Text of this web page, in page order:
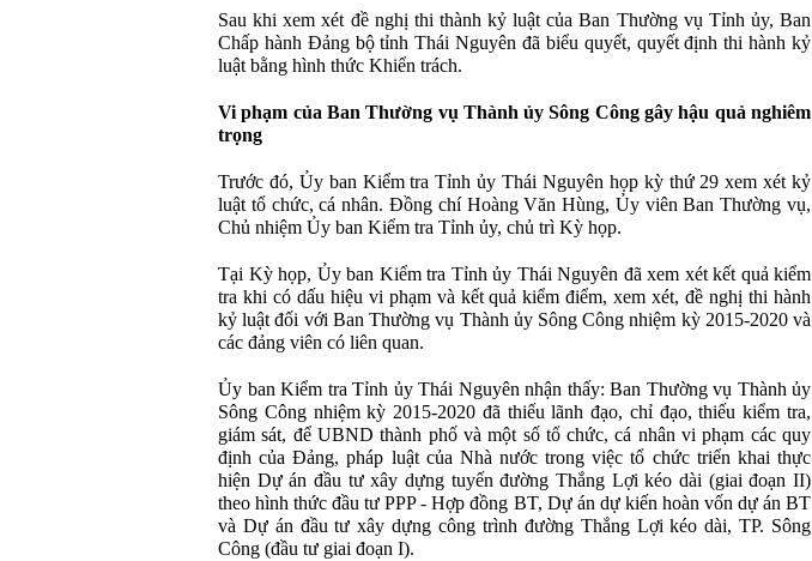
Sau khi xem xét đề nghị thi thành kỷ luật của Ban Thường vụ Tỉnh ủy, Ban
Chấp hành Đảng bộ tỉnh Thái Nguyên đã biểu quyết, quyết định thi hành kỷ
luật bằng hình thức Khiển trách.
Vi phạm của Ban Thường vụ Thành ủy Sông Công gây hậu quả nghiêm
trọng
Trước đó, Ủy ban Kiểm tra Tỉnh ủy Thái Nguyên họp kỳ thứ 29 xem xét kỷ
luật tổ chức, cá nhân. Đồng chí Hoàng Văn Hùng, Ủy viên Ban Thường vụ,
Chủ nhiệm Ủy ban Kiểm tra Tỉnh ủy, chủ trì Kỳ họp.
Tại Kỳ họp, Ủy ban Kiểm tra Tỉnh ủy Thái Nguyên đã xem xét kết quả kiểm
tra khi có dấu hiệu vi phạm và kết quả kiểm điểm, xem xét, đề nghị thi hành
kỷ luật đối với Ban Thường vụ Thành ủy Sông Công nhiệm kỳ 2015-2020 và
các đảng viên có liên quan.
Ủy ban Kiểm tra Tỉnh ủy Thái Nguyên nhận thấy: Ban Thường vụ Thành ủy
Sông Công nhiệm kỳ 2015-2020 đã thiếu lãnh đạo, chỉ đạo, thiếu kiểm tra,
giám sát, để UBND thành phố và một số tổ chức, cá nhân vi phạm các quy
định của Đảng, pháp luật của Nhà nước trong việc tổ chức triển khai thực
hiện Dự án đầu tư xây dựng tuyến đường Thắng Lợi kéo dài (giai đoạn II)
theo hình thức đầu tư PPP - Hợp đồng BT, Dự án dự kiến hoàn vốn dự án BT
và Dự án đầu tư xây dựng công trình đường Thắng Lợi kéo dài, TP. Sông
Công (đầu tư giai đoạn I).